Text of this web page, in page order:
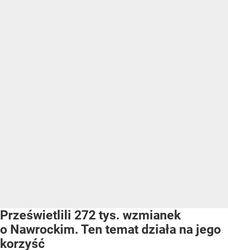
Prześwietlili 272 tys. wzmianek
o Nawrockim. Ten temat działa na jego
korzyść